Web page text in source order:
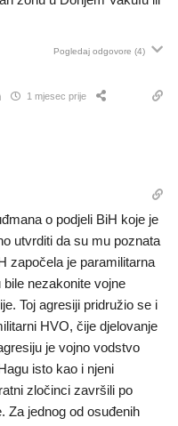
Pogledaj odgovore (4)
1 mjesec prije
o podjeli BiH koje je
utvrditi da su mu poznata
započela je paramilitarna
nezakonite vojne
Toj agresiji pridružio se i
HVO, čije djelovanje
je vojno vodstvo
isto kao i njeni
zločinci završili po
Za jednog od osuđenih